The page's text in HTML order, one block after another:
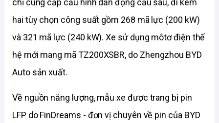
hai tùy chọn công suất gồm 268 mã lực (200 kW)
và 321 mã lực (240 kW). Xe sử dụng môtơ điện thế
hệ mới mang mã TZ200XSBR, do Zhengzhou BYD
Auto sản xuất.
Về nguồn năng lượng, mẫu xe được trang bị pin
LFP do FinDreams - đơn vị chuyên về pin của BYD